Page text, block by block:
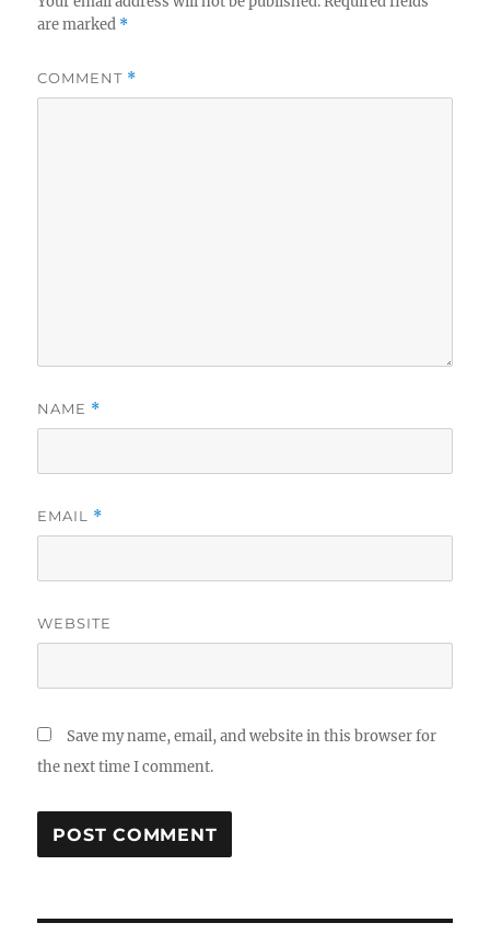
are marked *
COMMENT *
NAME *
EMAIL *
WEBSITE
Save my name, email, and website in this browser for
the next time I comment.